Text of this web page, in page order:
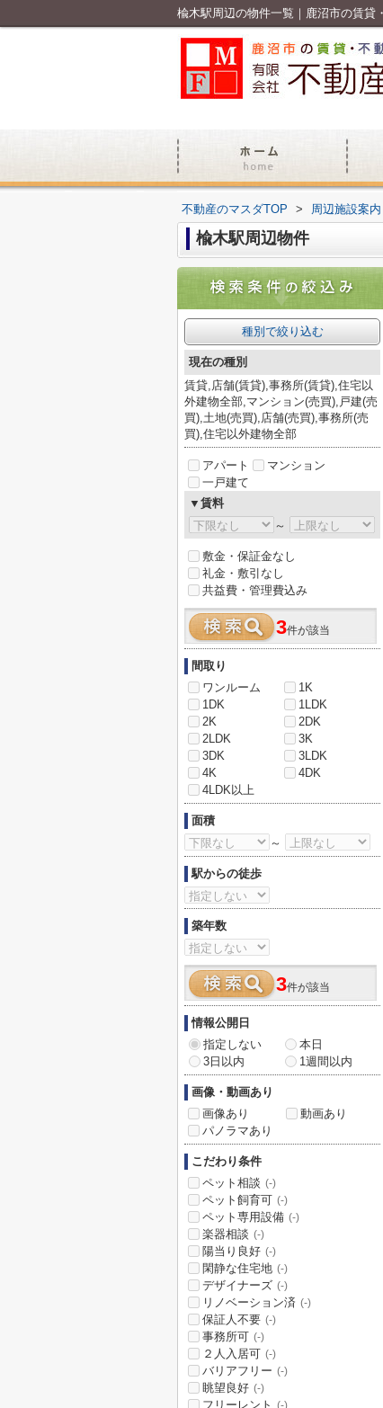
楡木駅周辺の物件一覧｜鹿沼市の賃貸
不動産のマスダTOP > 周辺施設案内
楡木駅周辺物件
種別で絞り込む
現在の種別
賃貸,店舗(賃貸),事務所(賃貸),住宅以
外建物全部,マンション(売買),戸建(売
買),土地(売買),店舗(売買),事務所(売
買),住宅以外建物全部
アパート
マンション
一戸建て
▼賃料
～
敷金・保証金なし
礼金・敷引なし
共益費・管理費込み
3件が該当
間取り
ワンルーム
1K
1DK
1LDK
2K
2DK
2LDK
3K
3DK
3LDK
4K
4DK
4LDK以上
面積
～
駅からの徒歩
築年数
3件が該当
情報公開日
指定しない
本日
3日以内
1週間以内
画像・動画あり
画像あり
動画あり
パノラマあり
こだわり条件
ペット相談 (-)
ペット飼育可 (-)
ペット専用設備 (-)
楽器相談 (-)
陽当り良好 (-)
閑静な住宅地 (-)
デザイナーズ (-)
リノベーション済 (-)
保証人不要 (-)
事務所可 (-)
２人入居可 (-)
バリアフリー (-)
眺望良好 (-)
フリーレント (-)